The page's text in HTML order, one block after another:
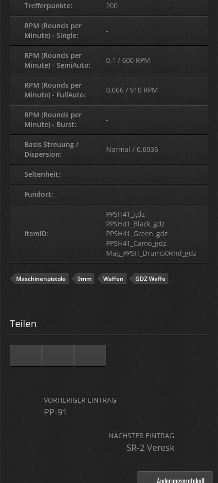
Trefferpunkte: 200
RPM (Rounds per
Minute) - Single:
-
RPM (Rounds per
Minute) - SemiAuto:
0.1 / 600 RPM
RPM (Rounds per
Minute) - FullAuto:
0.066 / 910 RPM
RPM (Rounds per
Minute) - Burst:
-
Basis Streuung /
Dispersion:
Normal / 0.0035
Seltenheit: -
Fundort: -
ItemID:
PPSH41_gdz
PPSH41_Black_gdz
PPSH41_Green_gdz
PPSH41_Camo_gdz
Mag_PPSH_Drum50Rnd_gdz
Maschinenpistole 9mm Waffen GDZ Waffe
Teilen
VORHERIGER EINTRAG
PP-91
NÄCHSTER EINTRAG
SR-2 Veresk
Änderungsprotokoll